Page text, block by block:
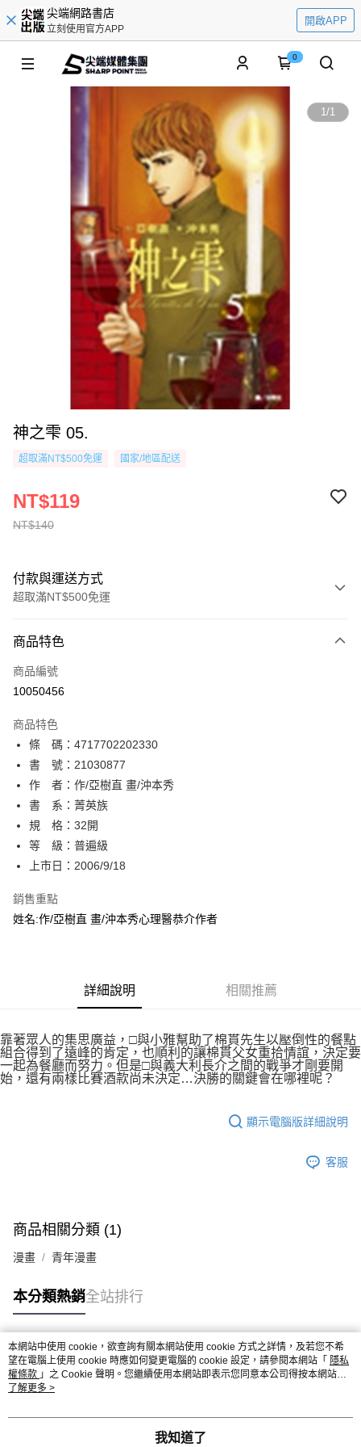
尖端網路書店
立刻使用官方APP
開啟APP
0
1/1
神之雫 05.
超取滿NT$500免運 國家/地區配送
NT$140
NT$119
付款與運送方式
超取滿NT$500免運
信用卡一次付款
超商取貨付款
相關說明
【關於「AFTEE先享後付」】
AFTEE先享後付是「在收到商品之後才付款」的支付方式。 讓您購物簡單
便利好安心！
１．簡單：不需註冊會員、不需綁卡、不需儲值。
２．便利：只要手機號碼，簡訊認證，即可結帳。
３．安心：先確認商品／服務後，再付款。
【「AFTEE先享後付」結帳流程】
１．於結帳方式選擇「AFTEE先享後付」後，將跳轉至「AFTEE先享後付」
２．訂單成立數日內，您將收到繳費通知簡訊。
ATM／網路銀行／等多元方式進行付款，方視為交易完成。
※ 交易是否成功請以「AFTEE先享後付 」之結帳頁面顯示為準，若有關於
是否繳費成功／繳費後需取消欲退款等相關疑問，請聯繫「AFTEE先享後付
客戶支援中心」https://netprotections.freshdesk.com/support/home
【注意事項】
１．透過由恩沛科技股份有限公司提供之「AFTEE先享後付」服務完成之交
易，需依本服務之必要範圍內提供個人資料，並將交易相關給付款項請求債
權轉讓予恩沛科技股份有限公司。
３．未成年的使用者請事先徵得法定代理人或監護人之同意方可使用
４．使用「AFTEE先享後付」時，將依據個別帳號之用戶狀況，依本公司即
恩沛科技股份有限公司將有權停止該用戶之使用額度並採取法律行動。
ATM付款
運送方式
全家取貨付款
每筆NT$80，滿NT$500(含以上)免運費
每筆NT$80，滿NT$500(含以上)免運費
付款後萊爾富取貨
7-11取貨付款
每筆NT$80，滿NT$500(含以上)免運費
付款後7-11取貨
商品特色
商品編號
10050456
商品特色
條 碼：4717702202330
書 號：21030877
作 者：作/亞樹直 畫/沖本秀
書 系：菁英族
規 格：32開
等 級：普遍級
上市日：2006/9/18
銷售重點
姓名:作/亞樹直 畫/沖本秀心理醫恭介作者
詳細說明 相關推薦
靠著眾人的集思廣益，□與小雅幫助了棉貫先生以壓倒性的餐點
組合得到了遠峰的肯定，也順利的讓棉貫父女重拾情誼，決定要
一起為餐廳而努力。但是□與義大利長介之間的戰爭才剛要開
始，還有兩樣比賽酒款尚未決定…決勝的關鍵會在哪裡呢？
顯示電腦版詳細說明
客服
商品相關分類 (1)
漫畫 青年漫畫
本分類熱銷全站排行
熱門標籤
本網站中使用 cookie，欲查詢有關本網站使用 cookie 方式之詳情，及若您不希
望在電腦上使用 cookie 時應如何變更電腦的 cookie 設定，請參閱本網站「 隱私
權條款 」之 Cookie 聲明。您繼續使用本網站即表示您同意本公司得按本網站使
用條款之 Cookie 聲明使用 cookie。
了解更多 >
我知道了